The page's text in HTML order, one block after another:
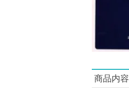
商品内容